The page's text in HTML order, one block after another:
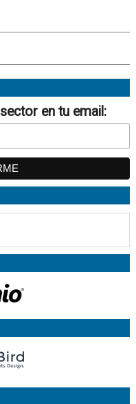
en tu email: